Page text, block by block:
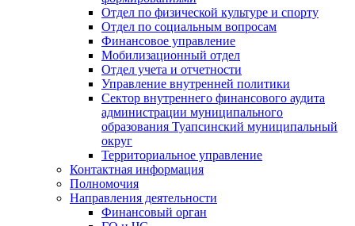
Отдел по физической культуре и спорту
Отдел по социальным вопросам
Финансовое управление
Мобилизационный отдел
Отдел учета и отчетности
Управление внутренней политики
Сектор внутреннего финансового аудита
администрации муниципального
образования Туапсинский муниципальный
округ
Территориальное управление
Контактная информация
Полномочия
Направления деятельности
Финансовый орган